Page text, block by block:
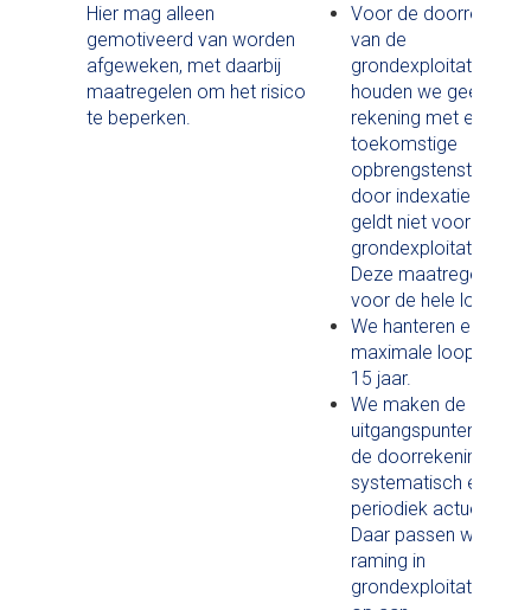
Hier mag alleen
gemotiveerd van worden
afgeweken, met daarbij
maatregelen om het risico
te beperken.
Voor de
van de
grondexploitaties
houden we geen
rekening met een
toekomstige
opbrengstenstijging
door indexatie. Dit
geldt niet voor PPS-
grondexploitaties.
Deze maatregel geldt
voor de hele looptijd.
We hanteren een
maximale looptijd
15 jaar.
We maken de
uitgangspunten voor
de doorrekening
systematisch en
periodiek actueel.
Daar passen we de
raming in
grondexploitaties dan